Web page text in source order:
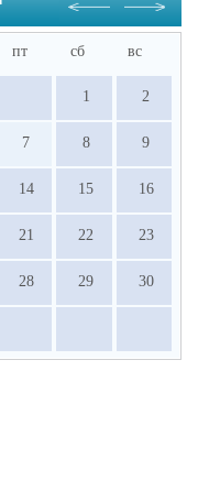
пт сб вс
1 2
7 8 9
14 15 16
21 22 23
28 29 30